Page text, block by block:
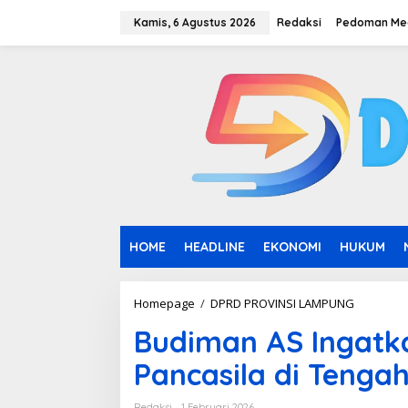
Kamis, 6 Agustus 2026 Redaksi Pedoman
HOME HEADLINE EKONOMI HUKUM
Homepage / DPRD PROVINSI LAMPUNG
d
i
m
a
Budiman AS
Pancasila di